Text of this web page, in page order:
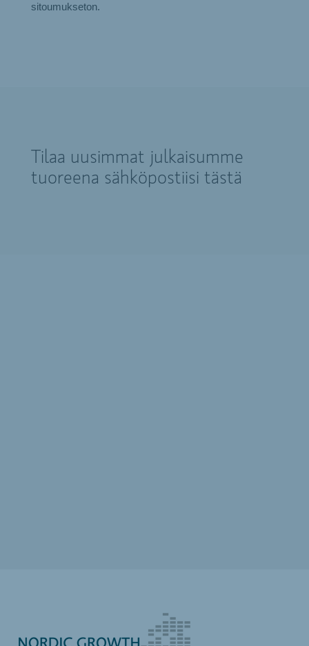
sitoumukseton.
Tilaa uusimmat julkaisumme
tuoreena sähköpostiisi tästä